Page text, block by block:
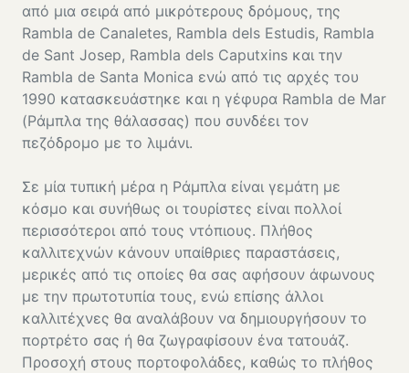
από μια σειρά από μικρότερους δρόμους, της
Rambla de Canaletes, Rambla dels Estudis, Rambla
de Sant Josep, Rambla dels Caputxins και την
Rambla de Santa Monica ενώ από τις αρχές του
1990 κατασκευάστηκε και η γέφυρα Rambla de Mar
(Ράμπλα της θάλασσας) που συνδέει τον
πεζόδρομο με το λιμάνι.
Σε μία τυπική μέρα η Ράμπλα είναι γεμάτη με
κόσμο και συνήθως οι τουρίστες είναι πολλοί
περισσότεροι από τους ντόπιους. Πλήθος
καλλιτεχνών κάνουν υπαίθριες παραστάσεις,
μερικές από τις οποίες θα σας αφήσουν άφωνους
με την πρωτοτυπία τους, ενώ επίσης άλλοι
καλλιτέχνες θα αναλάβουν να δημιουργήσουν το
πορτρέτο σας ή θα ζωγραφίσουν ένα τατουάζ.
Προσοχή στους πορτοφολάδες, καθώς το πλήθος